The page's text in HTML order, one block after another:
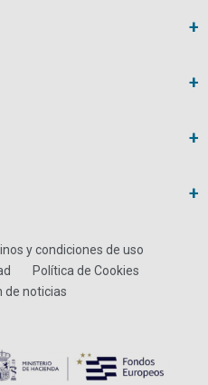
y condiciones de uso
Política de Cookies
de noticias